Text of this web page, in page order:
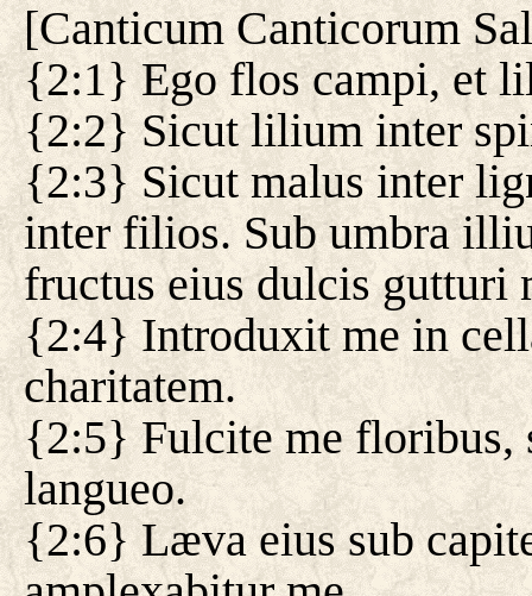
[Canticum Canticorum
{2:1} Ego flos campi, et
{2:2} Sicut lilium inter
{2:3} Sicut malus inter
inter filios. Sub umbra
fructus eius dulcis gutturi
{2:4} Introduxit me in
charitatem.
{2:5} Fulcite me floribus,
langueo.
{2:6} Læva eius sub